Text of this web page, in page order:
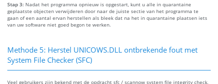
Stap 3: Nadat het programma opnieuw is opgestart, kunt u alle in quarantaine
geplaatste objecten verwijderen door naar de juiste sectie van het programma te
gaan of een aantal ervan herstellen als bleek dat na het in quarantaine plaatsen iets
van uw software niet goed begon te werken.
Methode 5: Herstel UNICOWS.DLL ontbrekende fout met
System File Checker (SFC)
Veel gebruikers zijn bekend met de opdracht sfc / scannow system file integrity check,